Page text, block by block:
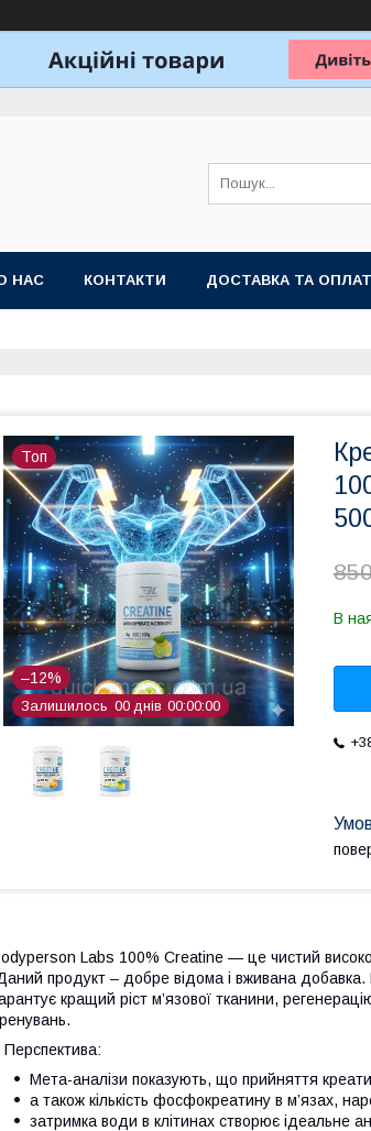
НАС КОНТАКТИ ДОСТАВКА ТА
Топ
–12%
Залишилось 00 днів 00 00 00
В
Labs 100% Creatine — це чистий
продукт – добре відома і вживана
кращий ріст м’язової тканини,
Перспектива:
Мета-аналізи показують, що прийняття
а також кількість фосфокреатину в м’язах,
затримка води в клітинах створює ідеальне